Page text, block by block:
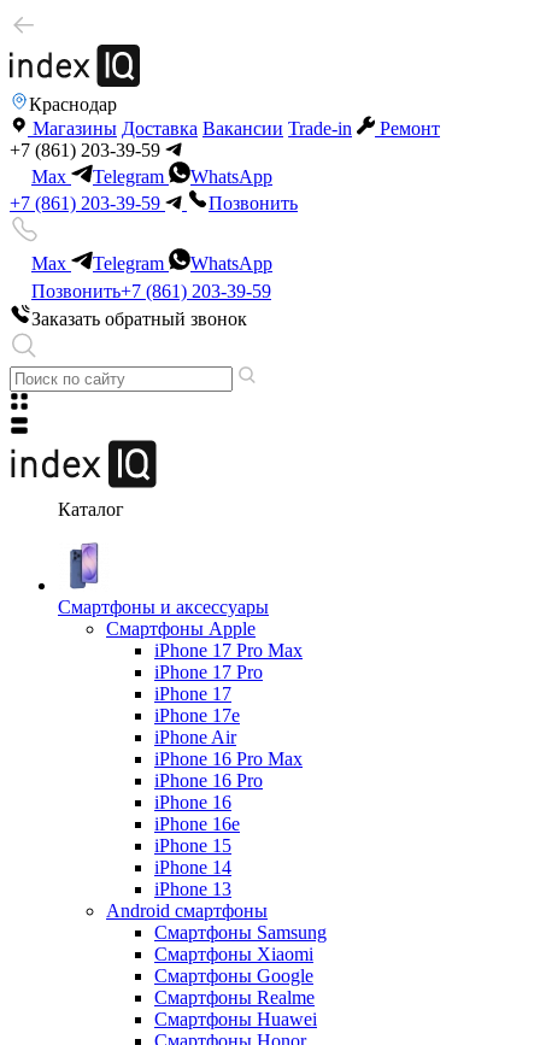
Краснодар
Магазины Доставка Вакансии Trade-in
Ремонт
+7 (861) 203-39-59
Max
Telegram
WhatsApp
+7 (861) 203-39-59
Позвонить
Max Telegram
WhatsApp
Позвонить+7 (861) 203-39-59
Заказать обратный звонок
Каталог
Смартфоны и аксессуары
Смартфоны Apple
iPhone 17 Pro Max
iPhone 17 Pro
iPhone 17
iPhone 17e
iPhone Air
iPhone 16 Pro Max
iPhone 16 Pro
iPhone 16
iPhone 16e
iPhone 15
iPhone 14
iPhone 13
Android cмартфоны
Смартфоны Samsung
Смартфоны Xiaomi
Смартфоны Google
Смартфоны Realme
Смартфоны Huawei
Смартфоны Honor